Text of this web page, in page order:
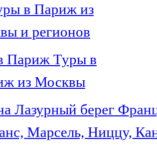
в Париж из
и регионов
Париж Туры в
из Москвы
Лазурный берег
Марсель, Ниццу,